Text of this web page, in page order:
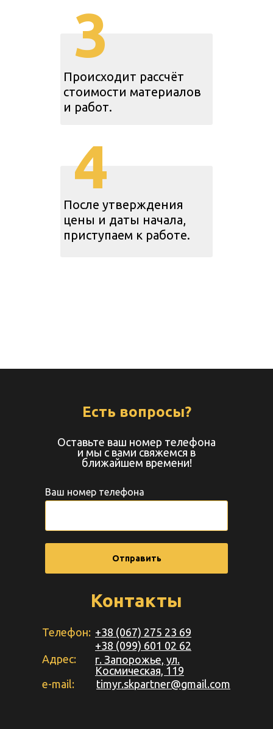
3
4
Происходит рассчёт
стоимости материалов
и работ.
После утверждения
цены и даты начала,
приступаем к работе.
Контакты
Телефон:
Адрес:
+38 (067) 275 23 69
г. Запорожье, ул.
Космическая, 119
Ваш номер телефона
Отправить
Есть вопросы?
Оставьте ваш номер телефона
и мы с вами свяжемся в
ближайшем времени!
+38 (099) 601 02 62
e-mail: timyr.skpartner@gmail.com